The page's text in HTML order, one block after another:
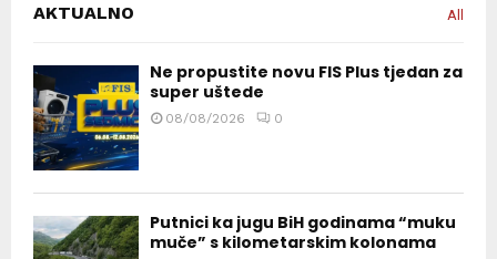
AKTUALNO All
Ne propustite novu FIS Plus tjedan za
super uštede
08/08/2026 0
Putnici ka jugu BiH godinama “muku
muče” s kilometarskim kolonama